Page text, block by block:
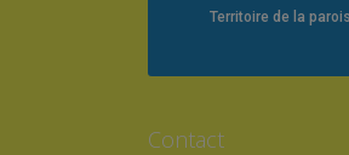
Territoire de la
Contact